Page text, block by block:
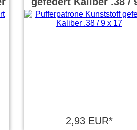
17
2,93 EUR*